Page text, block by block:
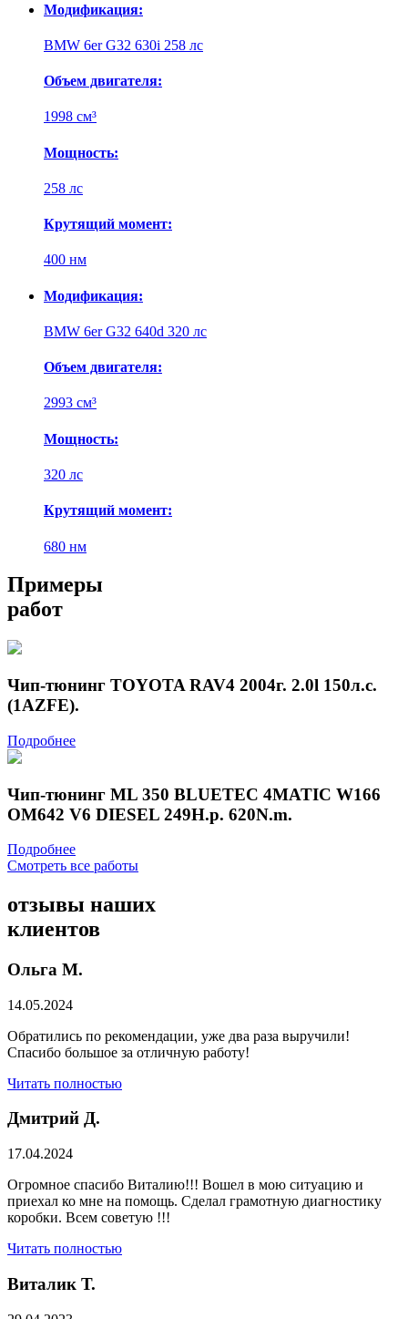
Модификация:
BMW 6er G32 630i 258 лс
Объем двигателя:
1998 см³
Мощность:
258 лс
Крутящий момент:
400 нм
Модификация:
BMW 6er G32 640d 320 лс
Объем двигателя:
2993 см³
Мощность:
320 лс
Крутящий момент:
680 нм
Примеры
работ
Чип-тюнинг TOYOTA RAV4 2004г. 2.0l 150л.с.
(1AZFE).
Подробнее
Чип-тюнинг ML 350 BLUETEC 4MATIC W166
OM642 V6 DIESEL 249H.p. 620N.m.
Подробнее
Смотреть все работы
отзывы наших
клиентов
Ольга М.
14.05.2024
Обратились по рекомендации, уже два раза выручили!
Спасибо большое за отличную работу!
Читать полностью
Дмитрий Д.
17.04.2024
Огромное спасибо Виталию!!! Вошел в мою ситуацию и
приехал ко мне на помощь. Сделал грамотную диагностику
коробки. Всем советую !!!
Читать полностью
Виталик Т.